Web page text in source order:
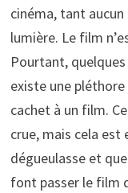
cinéma, tant
lumière. Le film
Pourtant,
existe une
cachet à un film.
crue, mais cela est
dégueulasse et
font passer le film